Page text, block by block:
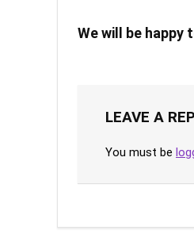
We will be happy
LEAVE A
You must be